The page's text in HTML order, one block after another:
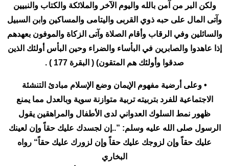
ولكن البر من آمن بالله واليوم الآخر والملائكة والكتاب والنبيين
وآتى المال على حبه ذوي القربى واليتامى والمساكين وابن السبيل
والسائلين وفي الرقاب وأقام الصلاة وآتى الزكاة والموفون بعهدهم
إذا عاهدوا والصابرين في البأساء والضراء وحين البأس أولئك الذين
صدقوا وأولئك هم المتقون) ( البقرة 177 ) .
• وعلى أرضية مفهوم الإيمان وضع الإسلام مبادئ التنشئة
الاجتماعية للفرد بتربيته تربية متوازنة سوية وبالعدل مما يمنع
ظهور نمط السلوك العدواني لدى الأطفال والمراهقين يقول
الرسول صلى الله عليه وسلم: ”..إن لجسدك عليك حقاً وإن لعينك
عليك حقاً وإن لزوجك عليك حقاً وإن لزورك عليك حقاً“ رواه
البخاري